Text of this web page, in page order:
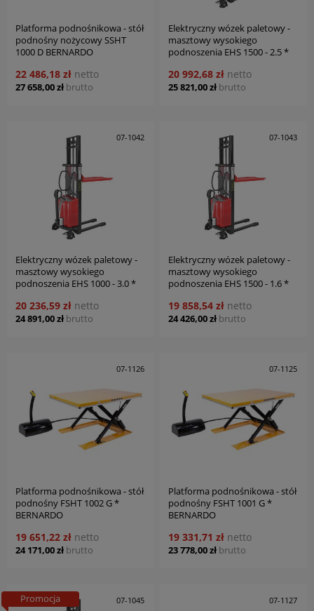
Platforma podnośnikowa - stół
podnośny nożycowy SSHT
1000 D BERNARDO
27 658,00 zł brutto
22 486,18 zł netto
Elektryczny wózek paletowy -
masztowy wysokiego
podnoszenia EHS 1500 - 2.5 *
25 821,00 zł brutto
20 992,68 zł netto
07-1042
Elektryczny wózek paletowy -
masztowy wysokiego
podnoszenia EHS 1000 - 3.0 *
24 891,00 zł brutto
20 236,59 zł netto
07-1043
Elektryczny wózek paletowy -
masztowy wysokiego
podnoszenia EHS 1500 - 1.6 *
24 426,00 zł brutto
19 858,54 zł netto
07-1126
Platforma podnośnikowa - stół
podnośny FSHT 1002 G *
BERNARDO
24 171,00 zł brutto
19 651,22 zł netto
07-1125
Platforma podnośnikowa - stół
podnośny FSHT 1001 G *
BERNARDO
23 778,00 zł brutto
19 331,71 zł netto
07-1045
Promocja 07-1127